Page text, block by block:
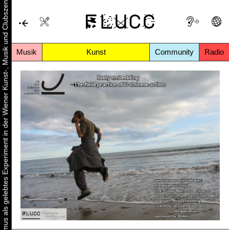
Musik Kunst Community Radio
Urbaner Aktivismus als gelebtes Experiment in der Wiener Kunst-, Musik und Clubszene